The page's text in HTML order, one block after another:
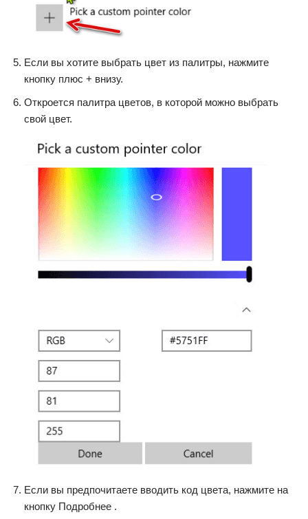
Если вы хотите выбрать цвет из палитры, нажмите
кнопку плюс + внизу.
Откроется палитра цветов, в которой можно выбрать
свой цвет.
Если вы предпочитаете вводить код цвета, нажмите на
кнопку Подробнее .